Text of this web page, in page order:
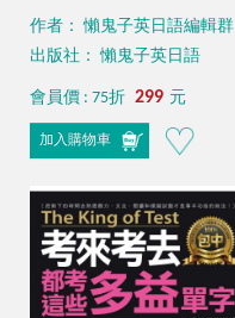
【虛擬點讀筆版】（附18
張超好學全彩心智地圖拉
VRP虛擬點讀筆）
作者： 懶鬼子英日語編輯群
出版社： 懶鬼子英日語
會員價 : 75折 299 元
加入購物車